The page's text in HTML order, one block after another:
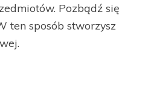
Pozbądź się
ten sposób stworzysz